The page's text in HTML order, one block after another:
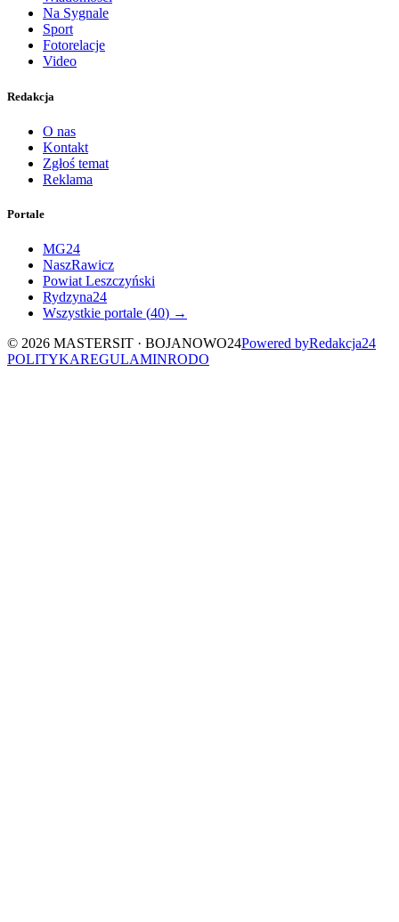
Na Sygnale
Sport
Fotorelacje
Video
Redakcja
O nas
Kontakt
Zgłoś temat
Reklama
Portale
MG24
NaszRawicz
Powiat Leszczyński
Rydzyna24
Wszystkie portale (40) →
© 2026 MASTERSIT · BOJANOWO24Powered byRedakcja24
POLITYKAREGULAMINRODO